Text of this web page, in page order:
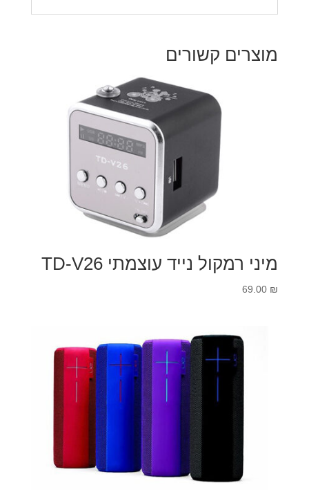
מוצרים קשורים
מיני רמקול נייד עוצמתי TD-V26
69.00 ₪